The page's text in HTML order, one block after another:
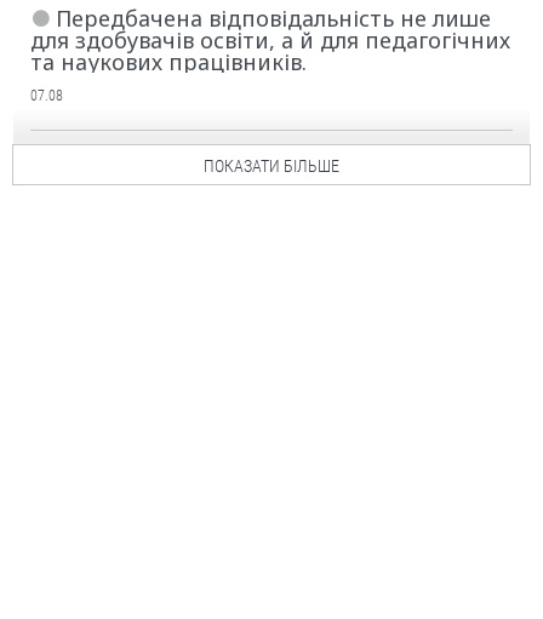
Передбачена відповідальність не лише
для здобувачів освіти, а й для педагогічних
та наукових працівників.
07.08
ПОКАЗАТИ БІЛЬШЕ